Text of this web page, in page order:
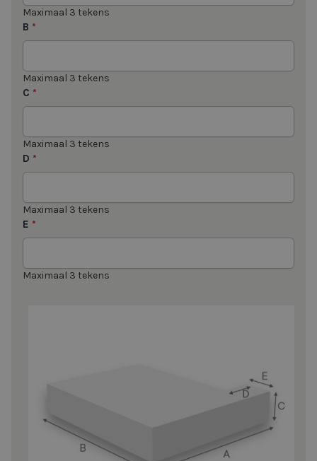
Maximaal 3 tekens
B *
Maximaal 3 tekens
C *
Maximaal 3 tekens
D *
Maximaal 3 tekens
E *
Maximaal 3 tekens